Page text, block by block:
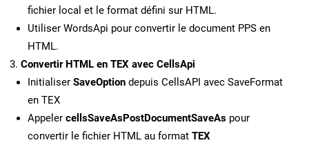
fichier local et le format défini sur HTML.
Utiliser WordsApi pour convertir le document PPS en
HTML.
Convertir HTML en TEX avec CellsApi
Initialiser SaveOption depuis CellsAPI avec SaveFormat
en TEX
Appeler cellsSaveAsPostDocumentSaveAs pour
convertir le fichier HTML au format TEX